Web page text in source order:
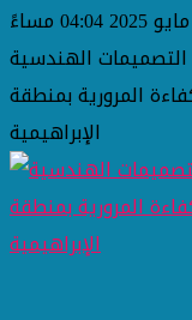
الهندسية
المرورية بمنطقة
الإبراهيمية